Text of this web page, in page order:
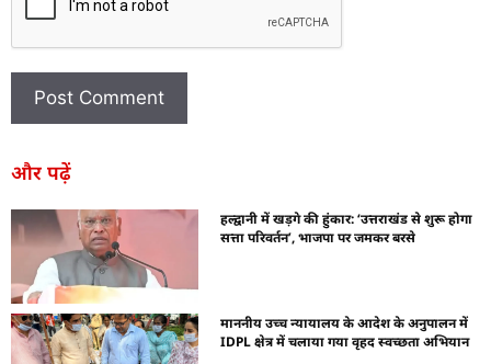
और पढ़ें
हल्द्वानी में खड़गे की हुंकार: ‘उत्तराखंड से शुरू होगा
सत्ता परिवर्तन’, भाजपा पर जमकर बरसे
माननीय उच्च न्यायालय के आदेश के अनुपालन में
IDPL क्षेत्र में चलाया गया वृहद स्वच्छता अभियान